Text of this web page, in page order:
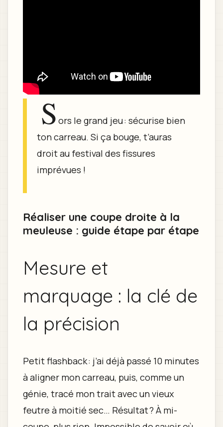
S ors le grand jeu : sécurise bien
ton carreau. Si ça bouge, t’auras
droit au festival des fissures
imprévues !
Réaliser une coupe droite à la
meuleuse : guide étape par étape
Mesure et
marquage : la clé de
la précision
Petit flashback : j’ai déjà passé 10 minutes
à aligner mon carreau, puis, comme un
génie, tracé mon trait avec un vieux
feutre à moitié sec… Résultat ? À mi-